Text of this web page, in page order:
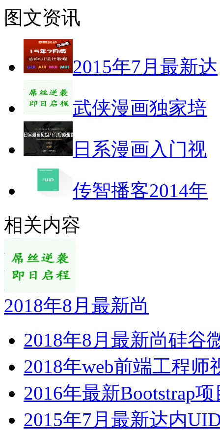
图文资讯
2015年7月最新达
武侠漫画独家培
日系漫画入门视
传智播客2014年
相关内容
2018年8月最新尚
2018年8月最新尚硅谷
2018年web前端工程师
2016年最新Bootstrap
2015年7月最新达内